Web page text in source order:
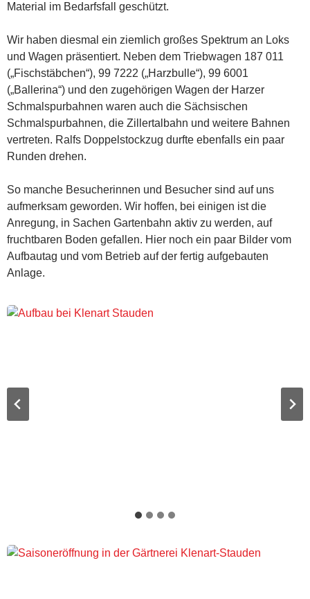
Material im Bedarfsfall geschützt.
Wir haben diesmal ein ziemlich großes Spektrum an Loks
und Wagen präsentiert. Neben dem Triebwagen 187 011
(„Fischstäbchen“), 99 7222 („Harzbulle“), 99 6001
(„Ballerina“) und den zugehörigen Wagen der Harzer
Schmalspurbahnen waren auch die Sächsischen
Schmalspurbahnen, die Zillertalbahn und weitere Bahnen
vertreten. Ralfs Doppelstockzug durfte ebenfalls ein paar
Runden drehen.
So manche Besucherinnen und Besucher sind auf uns
aufmerksam geworden. Wir hoffen, bei einigen ist die
Anregung, in Sachen Gartenbahn aktiv zu werden, auf
fruchtbaren Boden gefallen. Hier noch ein paar Bilder vom
Aufbautag und vom Betrieb auf der fertig aufgebauten
Anlage.